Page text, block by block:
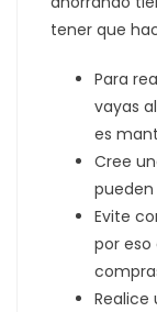
tener que
Para
vayas
es
Cree
pueden
Evite
por
Realice